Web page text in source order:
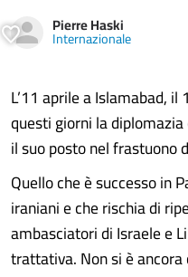
Pierre Haski
Internazionale
L’11 aprile a Islamabad,
questi giorni la
il suo posto nel frastuono
Quello che è successo in
iraniani e che rischia di
ambasciatori di Israele e
trattativa. Non si è